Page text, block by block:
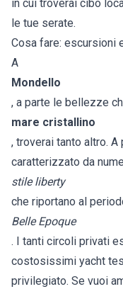
in cui troverai cibo
le tue serate.
Cosa fare: escursioni
A
Mondello
, a parte le bellezze
mare cristallino
, troverai tanto altro.
caratterizzato da
stile liberty
che riportano al
Belle Epoque
. I tanti circoli privati
costosissimi yacht
privilegiato. Se vuoi